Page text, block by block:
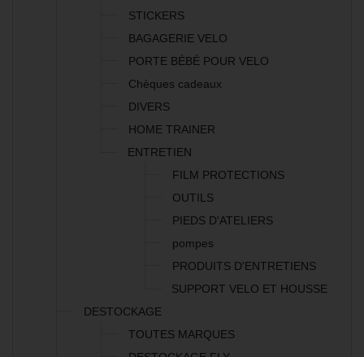
STICKERS
BAGAGERIE VELO
PORTE BÉBÉ POUR VELO
Chèques cadeaux
DIVERS
HOME TRAINER
ENTRETIEN
FILM PROTECTIONS
OUTILS
PIEDS D'ATELIERS
pompes
PRODUITS D'ENTRETIENS
SUPPORT VELO ET HOUSSE
DESTOCKAGE
TOUTES MARQUES